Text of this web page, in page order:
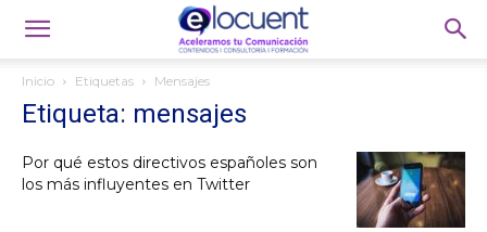
Inicio Etiquetas Mensajes
Etiqueta: mensajes
Por qué estos directivos españoles son
los más influyentes en Twitter